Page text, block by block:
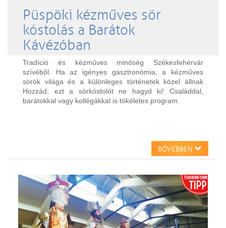
Püspöki kézműves sör
kóstolás a Barátok
Kávézóban
Tradíció és kézműves minőség Székesfehérvár
szívéből. Ha az igényes gasztronómia, a kézműves
sörök világa és a különleges történetek közel állnak
Hozzád, ezt a sörkóstolót ne hagyd ki! Családdal,
barátokkal vagy kollégákkal is tökéletes program.
BŐVEBBEN